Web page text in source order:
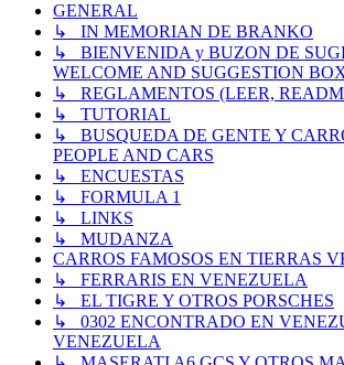
GENERAL
↳ IN MEMORIAN DE BRANKO
↳ BIENVENIDA y BUZON DE
WELCOME AND SUGGESTION
↳ REGLAMENTOS (LEER,
↳ TUTORIAL
↳ BUSQUEDA DE GENTE Y
PEOPLE AND CARS
↳ ENCUESTAS
↳ FORMULA 1
↳ LINKS
↳ MUDANZA
CARROS FAMOSOS EN TIERRAS
↳ FERRARIS EN VENEZUELA
↳ EL TIGRE Y OTROS PORSCHES
↳ 0302 ENCONTRADO EN
VENEZUELA